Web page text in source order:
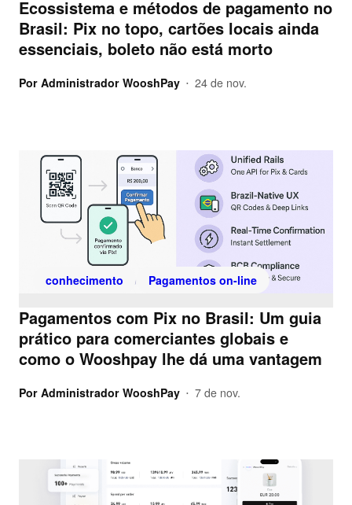
Ecossistema e métodos de pagamento no
Brasil: Pix no topo, cartões locais ainda
essenciais, boleto não está morto
Por Administrador WooshPay • 24 de nov.
conhecimento Pagamentos on-line
Pagamentos com Pix no Brasil: Um guia
prático para comerciantes globais e
como o Wooshpay lhe dá uma vantagem
Por Administrador WooshPay • 7 de nov.